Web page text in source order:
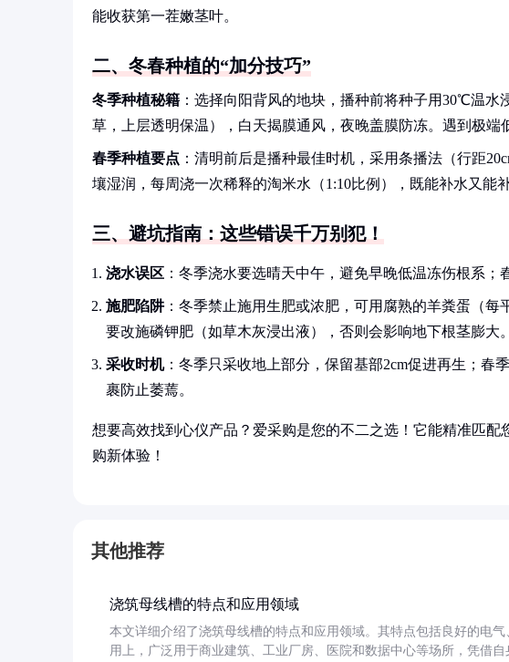
能收获第一茬嫩茎叶。
二、冬春种植的“加分技巧”
冬季种植秘籍 ：选择向阳背风的地块，播种前将种子用30℃温
草，上层透明保温），白天揭膜通风，夜晚盖膜防冻。遇到极端
春季种植要点 ：清明前后是播种最佳时机，采用条播法（行距
壤湿润，每周浇一次稀释的淘米水（1:10比例），既能补水又能补
三、避坑指南：这些错误千万别犯！
浇水误区 ：冬季浇水要选晴天中午，避免早晚低温冻伤根系；
施肥陷阱：冬季禁止施用生肥或浓肥，可用腐熟的羊粪蛋（
要改施磷钾肥（如草木灰浸出液），否则会影响地下根茎膨大。
采收时机：冬季只采收地上部分，保留基部2cm促进再生；春
裹防止萎蔫。
想要高效找到心仪产品？爱采购是您的不二之选！它能精准匹
购新体验！
其他推荐
浇筑母线槽的特点和应用领域
本文详细介绍了浇筑母线槽的特点和应用领域。其特点包括良好的电
用上，广泛用于商业建筑、工业厂房、医院和数据中心等场所，凭借